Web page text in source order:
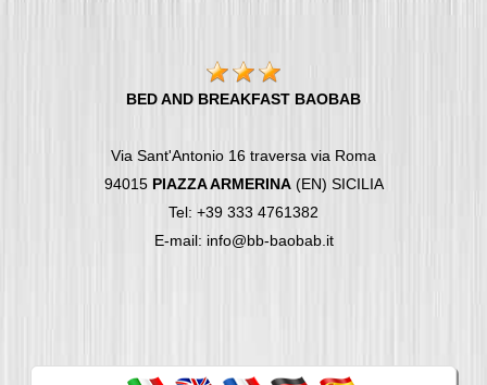
BED AND BREAKFAST BAOBAB
Via Sant'Antonio 16 traversa via Roma
94015 PIAZZA ARMERINA(EN) SICILIA
Tel: +39 333 4761382
E-mail: info@bb-baobab.it